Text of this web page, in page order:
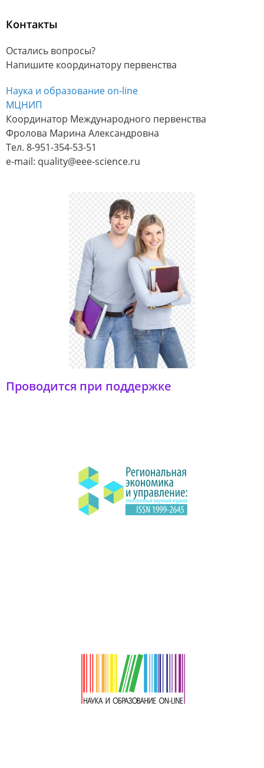
Контакты
Остались вопросы?
Напишите координатору первенства
Наука и образование on-line
МЦНИП
Координатор Международного первенства
Фролова Марина Александровна
Тел. 8-951-354-53-51
e-mail: quality@eee-science.ru
Проводится при поддержке